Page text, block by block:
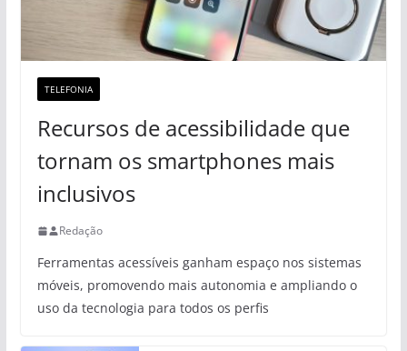
TELEFONIA
Recursos de acessibilidade que
tornam os smartphones mais
inclusivos
Redação
Ferramentas acessíveis ganham espaço nos sistemas
móveis, promovendo mais autonomia e ampliando o
uso da tecnologia para todos os perfis